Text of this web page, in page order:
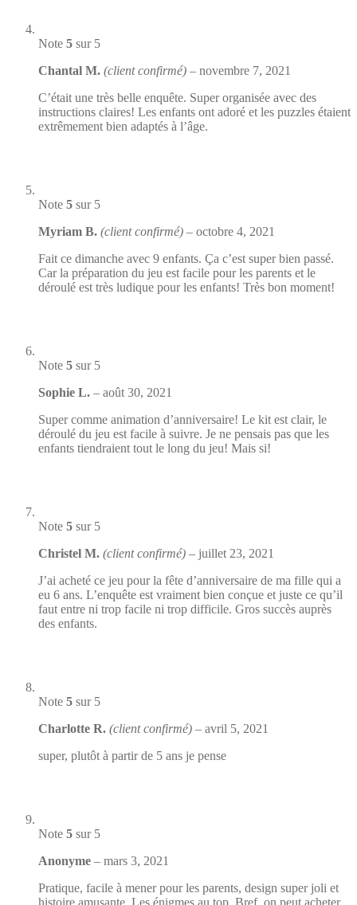
Note 5 sur 5
Chantal M. (client confirmé) – novembre 7, 2021
C’était une très belle enquête. Super organisée avec des
instructions claires! Les enfants ont adoré et les puzzles étaient
extrêmement bien adaptés à l’âge.
Note 5 sur 5
Myriam B. (client confirmé) – octobre 4, 2021
Fait ce dimanche avec 9 enfants. Ça c’est super bien passé.
Car la préparation du jeu est facile pour les parents et le
déroulé est très ludique pour les enfants! Très bon moment!
Note 5 sur 5
Sophie L. – août 30, 2021
Super comme animation d’anniversaire! Le kit est clair, le
déroulé du jeu est facile à suivre. Je ne pensais pas que les
enfants tiendraient tout le long du jeu! Mais si!
Note 5 sur 5
Christel M. (client confirmé) – juillet 23, 2021
J’ai acheté ce jeu pour la fête d’anniversaire de ma fille qui a
eu 6 ans. L’enquête est vraiment bien conçue et juste ce qu’il
faut entre ni trop facile ni trop difficile. Gros succès auprès
des enfants.
Note 5 sur 5
Charlotte R. (client confirmé) – avril 5, 2021
super, plutôt à partir de 5 ans je pense
Note 5 sur 5
Anonyme – mars 3, 2021
Pratique, facile à mener pour les parents, design super joli et